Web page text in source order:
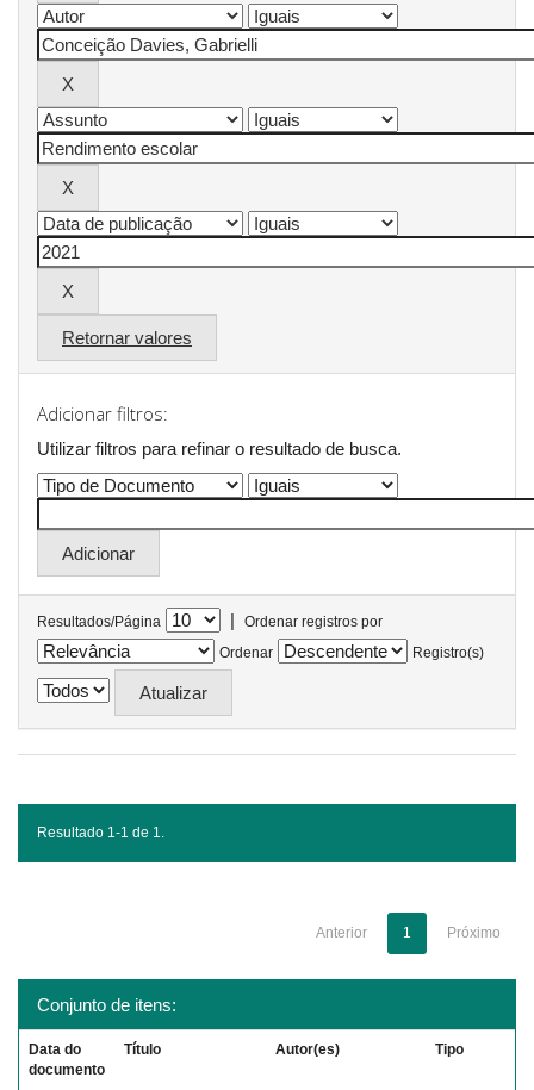
Retornar valores
Adicionar filtros:
Utilizar filtros para refinar o resultado de busca.
Resultados/Página |
Ordenar registros por
Ordenar
Registro(s)
Resultado 1-1 de 1.
Anterior 1 Próximo
Conjunto de itens:
Data do
documento
Título Autor(es) Tipo